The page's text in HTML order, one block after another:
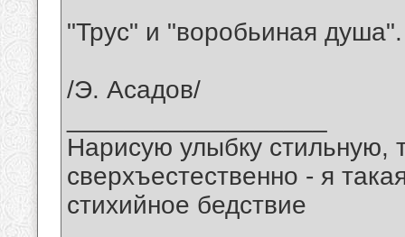
"Трус" и "воробьиная душа".
/Э. Асадов/
Нарисую улыбку стильную,
сверхъестественно - я
стихийное бедствие